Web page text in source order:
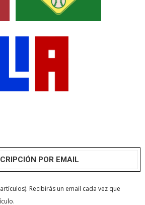
POR EMAIL